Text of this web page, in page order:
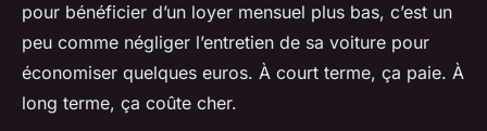
pour bénéficier d’un loyer mensuel plus bas, c’est un
peu comme négliger l’entretien de sa voiture pour
économiser quelques euros. À court terme, ça paie. À
long terme, ça coûte cher.